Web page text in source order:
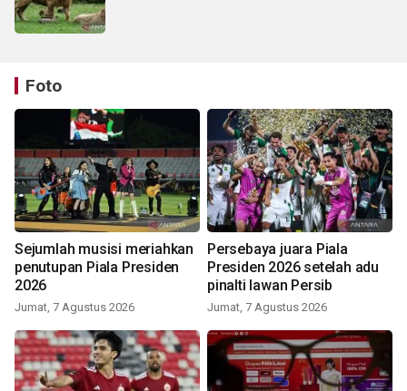
Foto
Sejumlah musisi meriahkan
penutupan Piala Presiden
2026
Jumat, 7 Agustus 2026
Persebaya juara Piala
Presiden 2026 setelah adu
pinalti lawan Persib
Jumat, 7 Agustus 2026